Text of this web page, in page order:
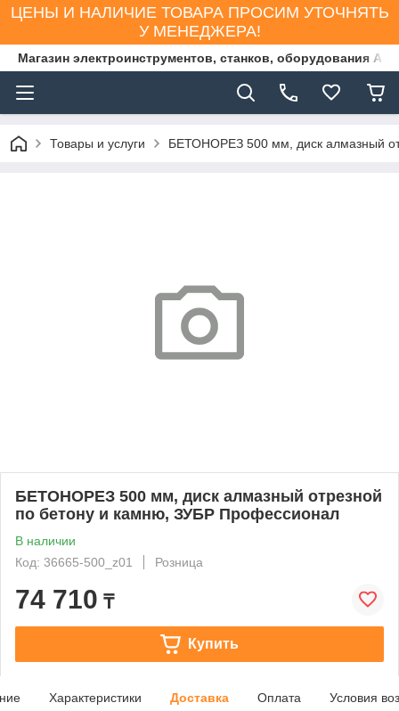
ЦЕНЫ И НАЛИЧИЕ ТОВАРА ПРОСИМ УТОЧНЯТЬ
У МЕНЕДЖЕРА!
Магазин электроинструментов, станков, оборудования
Товары и услуги БЕТОНОРЕЗ 500 мм, диск алмазный
БЕТОНОРЕЗ 500 мм, диск алмазный отрезной
по бетону и камню, ЗУБР Профессионал
В наличии
Код: 36665-500_z01
Розница
74 710 ₸
Купить
Характеристики Доставка Оплата Условия